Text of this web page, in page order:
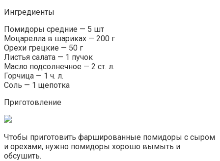
Ингредиенты
Помидоры средние — 5 шт
Моцарелла в шариках — 200 г
Орехи грецкие — 50 г
Листья салата — 1 пучок
Масло подсолнечное — 2 ст. л.
Горчица — 1 ч. л.
Соль — 1 щепотка
Приготовление
Чтобы приготовить фаршированные помидоры с сыром
и орехами, нужно помидоры хорошо вымыть и
обсушить.